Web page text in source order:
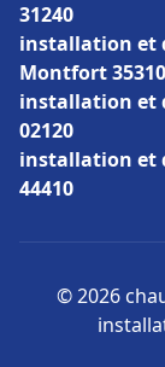
31240
installation et
Montfort 35310
installation et
02120
installation et
44410
© 2026